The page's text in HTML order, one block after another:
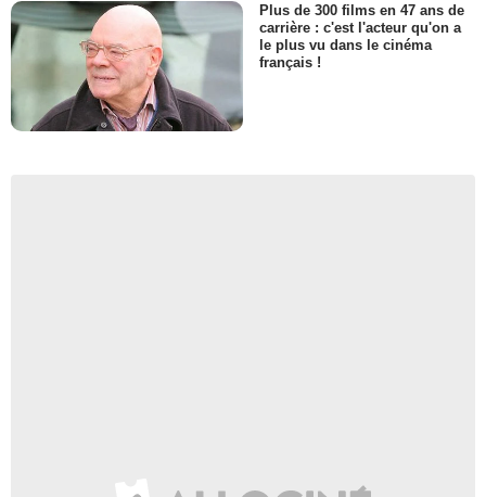
Plus de 300 films en 47 ans de
carrière : c'est l'acteur qu'on a
le plus vu dans le cinéma
français !